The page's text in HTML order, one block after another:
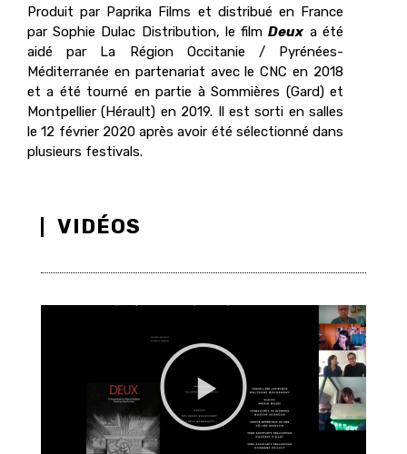
Produit par Paprika Films et distribué en France
par Sophie Dulac Distribution, le film Deux a été
aidé par La Région Occitanie / Pyrénées-
Méditerranée en partenariat avec le CNC en 2018
et a été tourné en partie à Sommières (Gard) et
Montpellier (Hérault) en 2019. Il est sorti en salles
le 12 février 2020 après avoir été sélectionné dans
plusieurs festivals.
VIDÉOS